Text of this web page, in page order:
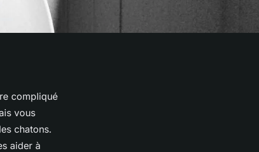
compliqué
vous
chatons.
aider à